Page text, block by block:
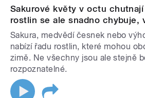
Sakurové květy v octu
rostlin se ale snadno chybuje,
Sakura, medvědí česnek nebo
nabízí řadu rostlin, které mohou
zimě. Ne všechny jsou ale stejně
rozpoznatelné.